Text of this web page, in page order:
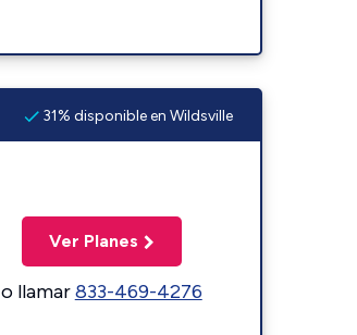
31% disponible en Wildsville
Ver Planes
o llamar833-469-4276